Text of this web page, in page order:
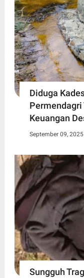
Diduga
Keuangan
September 09, 2025
Sungguh